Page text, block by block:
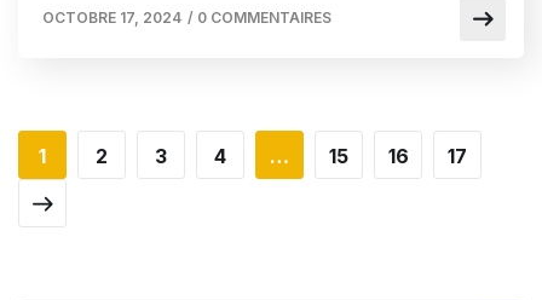
OCTOBRE 17, 2024 / 0 COMMENTAIRES
1 2 3 4 … 15 16 17